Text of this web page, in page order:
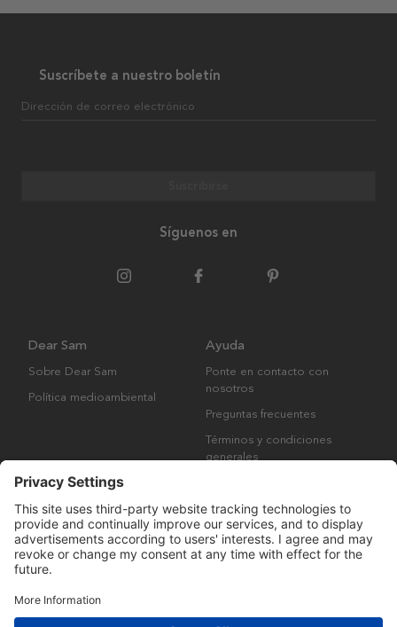
Suscríbete a nuestro boletín
Dirección de correo electrónico
Síguenos en
Dear Sam
Sobre Dear Sam
Política medioambiental
Ayuda
Ponte en contacto con
nosotros
Preguntas frecuentes
Términos y condiciones
generales
Derechos de autor © Many Brands AB 2023. Todos los derechos